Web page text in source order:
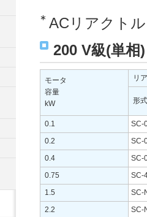
∗ ACリアクト
200 V級(単相)
モータ
容量
kW
リ
形式
0.1
SC-
0.2
SC-
0.4
SC-
0.75
SC-
1.5
SC-
2.2
SC-